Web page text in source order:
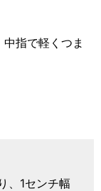
指で軽くつま
、1センチ幅